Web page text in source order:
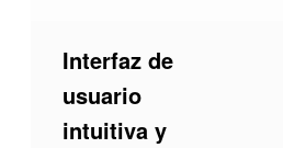
Interfaz de
usuario
intuitiva y